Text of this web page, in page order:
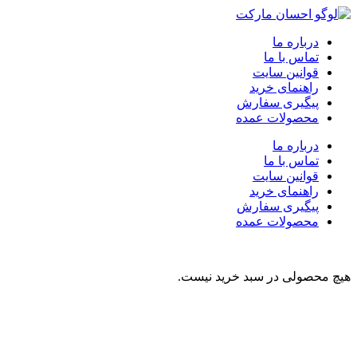
درباره ما
تماس با ما
قوانین سایت
راهنمای خرید
پیگیری سفارش
محصولات عمده
درباره ما
تماس با ما
قوانین سایت
راهنمای خرید
پیگیری سفارش
محصولات عمده
هیچ محصولی در سبد خرید نیست.